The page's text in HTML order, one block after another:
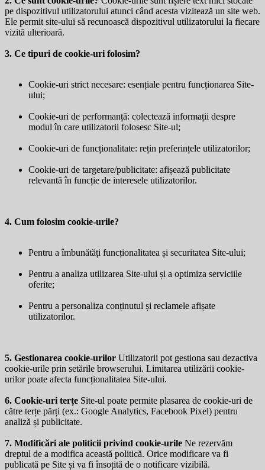
pe dispozitivul utilizatorului atunci când acesta vizitează un site web.
Ele permit site-ului să recunoască dispozitivul utilizatorului la fiecare
vizită ulterioară.
3. Ce tipuri de cookie-uri folosim?
Cookie-uri strict necesare: esențiale pentru funcționarea Site-
ului;
Cookie-uri de performanță: colectează informații despre
modul în care utilizatorii folosesc Site-ul;
Cookie-uri de funcționalitate: rețin preferințele utilizatorilor;
Cookie-uri de targetare/publicitate: afișează publicitate
relevantă în funcție de interesele utilizatorilor.
4. Cum folosim cookie-urile?
Pentru a îmbunătăți funcționalitatea și securitatea Site-ului;
Pentru a analiza utilizarea Site-ului și a optimiza serviciile
oferite;
Pentru a personaliza conținutul și reclamele afișate
utilizatorilor.
5. Gestionarea cookie-urilor Utilizatorii pot gestiona sau dezactiva
cookie-urile prin setările browserului. Limitarea utilizării cookie-
urilor poate afecta funcționalitatea Site-ului.
6. Cookie-uri terțe Site-ul poate permite plasarea de cookie-uri de
către terțe părți (ex.: Google Analytics, Facebook Pixel) pentru
analiză și publicitate.
7. Modificări ale politicii privind cookie-urile Ne rezervăm
dreptul de a modifica această politică. Orice modificare va fi
publicată pe Site și va fi însoțită de o notificare vizibilă.